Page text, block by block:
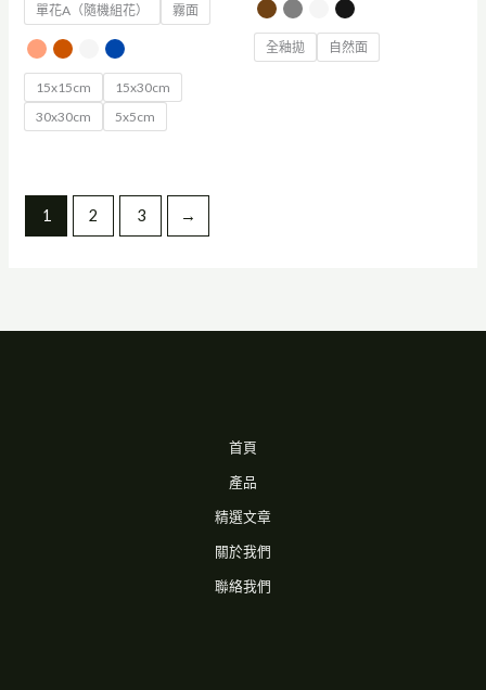
單花A（隨機組花） 霧面
15x15cm
15x30cm
30x30cm
5x5cm
全釉拋 自然面
1 2 3 →
首頁
產品
精選文章
關於我們
聯絡我們